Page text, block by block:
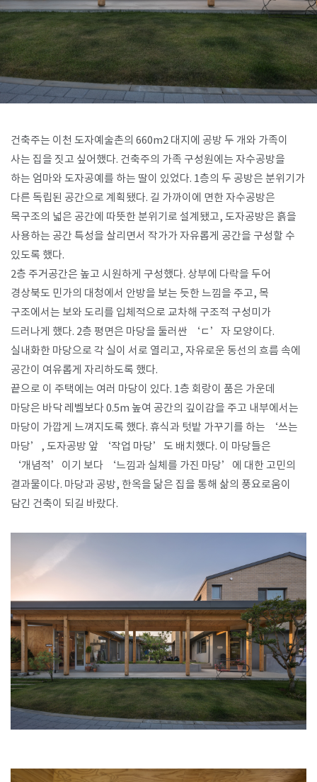
건축주는 이천 도자예술촌의 660m2 대지에 공방 두 개와 가족이
사는 집을 짓고 싶어했다. 건축주의 가족 구성원에는 자수공방을
하는 엄마와 도자공예를 하는 딸이 있었다. 1층의 두 공방은 분위기가
다른 독립된 공간으로 계획됐다. 길 가까이에 면한 자수공방은
목구조의 넓은 공간에 따뜻한 분위기로 설계됐고, 도자공방은 흙을
사용하는 공간 특성을 살리면서 작가가 자유롭게 공간을 구성할 수
있도록 했다.
2층 주거공간은 높고 시원하게 구성했다. 상부에 다락을 두어
경상북도 민가의 대청에서 안방을 보는 듯한 느낌을 주고, 목
구조에서는 보와 도리를 입체적으로 교차해 구조적 구성미가
드러나게 했다. 2층 평면은 마당을 둘러싼 ‘ㄷ’자 모양이다.
실내화한 마당으로 각 실이 서로 열리고, 자유로운 동선의 흐름 속에
공간이 여유롭게 자리하도록 했다.
끝으로 이 주택에는 여러 마당이 있다. 1층 회랑이 품은 가운데
마당은 바닥 레벨보다 0.5m 높여 공간의 깊이감을 주고 내부에서는
마당이 가깝게 느껴지도록 했다. 휴식과 텃밭 가꾸기를 하는 ‘쓰는
마당’, 도자공방 앞 ‘작업 마당’도 배치했다. 이 마당들은
‘개념적’이기 보다 ‘느낌과 실체를 가진 마당’에 대한 고민의
결과물이다. 마당과 공방, 한옥을 닮은 집을 통해 삶의 풍요로움이
담긴 건축이 되길 바랐다.​